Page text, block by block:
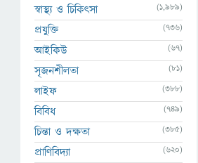
স্বাস্থ্য ও চিকিৎসা (1,989)
প্রযুক্তি (736)
আইকিউ (67)
সৃজনশীলতা (81)
লাইফ (388)
বিবিধ (749)
চিন্তা ও দক্ষতা (385)
প্রাণিবিদ্যা (620)